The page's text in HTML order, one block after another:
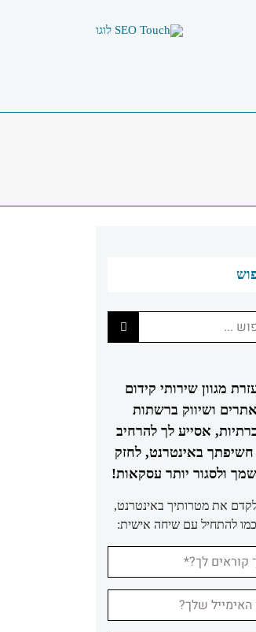
מגוון שירותי קידום
אתרים ושיווק ברשתות
אסייע לך להרחיב
באינטרנט, לחזק
ולסגור יותר עסקאות!
את מטרותיך באינטרנט,
כמו להתחיל עם שיחה אישית: